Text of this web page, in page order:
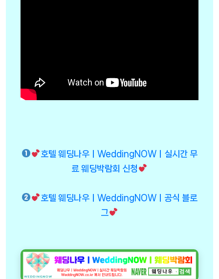
호텔 웨딩나우ㅣWeddingNOWㅣ실시간 무
료 웨딩박람회 신청
호텔 웨딩나우ㅣWeddingNOWㅣ공식 블로
그